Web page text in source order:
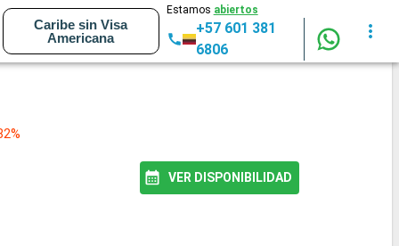
Caribe sin Visa
Americana
Estamos abiertos
+57 601 381
6806
VER DISPONIBILIDAD